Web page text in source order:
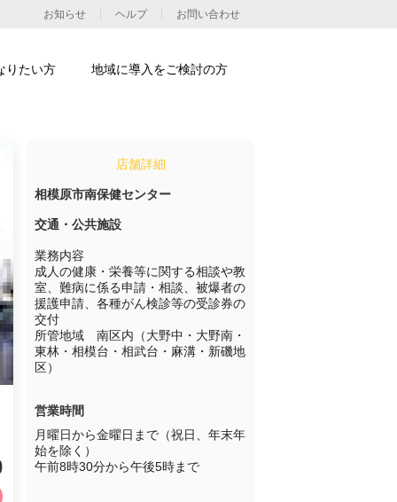
店舗詳細
相模原市南保健センター
交通・公共施設
業務内容
成人の健康・栄養等に関する相談や教
室、難病に係る申請・相談、被爆者の
援護申請、各種がん検診等の受診券の
交付
所管地域　南区内（大野中・大野南・
東林・相模台・相武台・麻溝・新磯地
区）
営業時間
月曜日から金曜日まで（祝日、年末年
始を除く）
午前8時30分から午後5時まで
お知らせ ヘルプ お問い合わせ
りたい方 地域に導入をご検討の方